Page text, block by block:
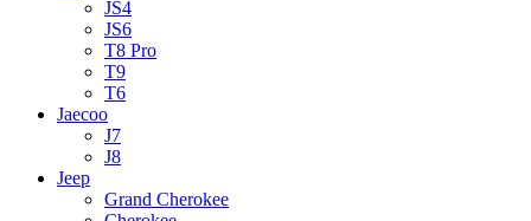
JS4
JS6
T8 Pro
T9
T6
Jaecoo
J7
J8
Jeep
Grand Cherokee